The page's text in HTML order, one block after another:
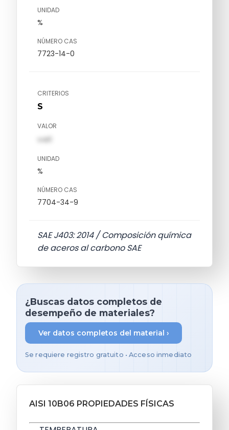
UNIDAD
%
NÚMERO CAS
7723-14-0
CRITERIOS
S
VALOR
val1
UNIDAD
%
NÚMERO CAS
7704-34-9
SAE J403: 2014 / Composición química
de aceros al carbono SAE
¿Buscas datos completos de
desempeño de materiales?
Ver datos completos del material ›
Se requiere registro gratuito • Acceso inmediato
AISI 10B06 PROPIEDADES FÍSICAS